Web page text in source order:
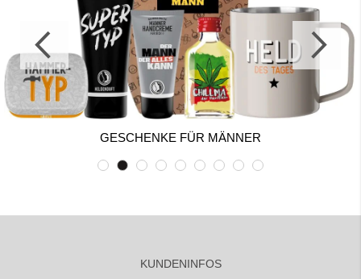
GESCHENKE FÜR MÄNNER
KUNDENINFOS